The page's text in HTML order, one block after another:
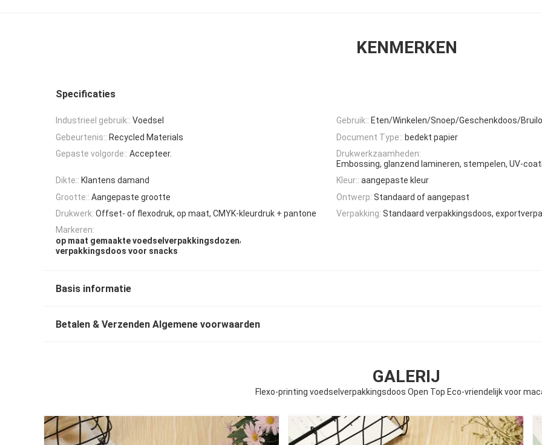
KENMERKEN
Specificaties
Industrieel gebruik:: Voedsel Gebruik:: Eten/Winkelen/Snoep/Geschenkdoos/
Gebeurtenis:: Recycled Materials Document Type:: bedekt papier
Gepaste volgorde:: Accepteer.
Drukwerkzaamheden:
Embossing, glanzend lamineren, stempelen, UV-
Dikte:: Klantens damand Kleur:: aangepaste kleur
Grootte:: Aangepaste grootte Ontwerp: Standaard of aangepast
Drukwerk: Offset- of flexodruk, op maat, CMYK-kleurdruk + pantone Verpakking: Standaard verpakkingsdoos,
Markeren:
op maat gemaakte voedselverpakkingsdozen,
verpakkingsdoos voor snacks
Basis informatie
Betalen & Verzenden Algemene voorwaarden
GALERIJ
Flexo-printing voedselverpakkingsdoos Open Top Eco-vriendelijk voor